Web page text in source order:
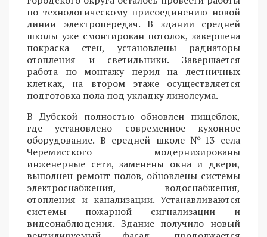
по технологическому присоединению новой
линии электропередач. В здании средней
школы уже смонтирован потолок, завершена
покраска стен, установлены радиаторы
отопления и светильники. Завершается
работа по монтажу перил на лестничных
клетках, на втором этаже осуществляется
подготовка пола под укладку линолеума.
В Дубской полностью обновлен пищеблок,
где установлено современное кухонное
оборудование. В средней школе №13 села
Черемисского модернизированы
инженерные сети, заменены окна и двери,
выполнен ремонт полов, обновлены системы
электроснабжения, водоснабжения,
отопления и канализации. Устанавливаются
системы пожарной сигнализации и
видеонаблюдения. Здание получило новый